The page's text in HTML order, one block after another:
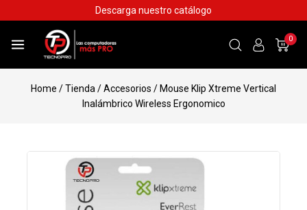
Descarga nuestro catálogo
0
Home /Tienda /Accesorios / Mouse Klip Xtreme Vertical
Inalámbrico Wireless Ergonomico